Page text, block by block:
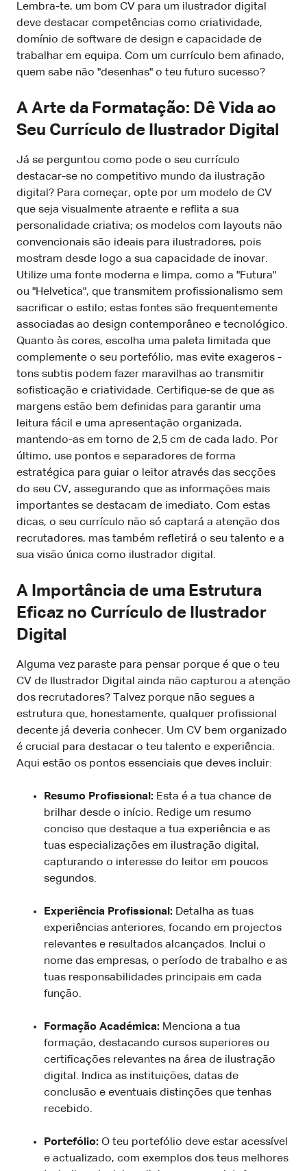
Lembra-te, um bom CV para um ilustrador digital
deve destacar competências como criatividade,
domínio de software de design e capacidade de
trabalhar em equipa. Com um currículo bem afinado,
quem sabe não "desenhas" o teu futuro sucesso?
A Arte da Formatação: Dê Vida ao
Seu Currículo de Ilustrador Digital
Já se perguntou como pode o seu currículo
destacar-se no competitivo mundo da ilustração
digital? Para começar, opte por um modelo de CV
que seja visualmente atraente e reflita a sua
personalidade criativa; os modelos com layouts não
convencionais são ideais para ilustradores, pois
mostram desde logo a sua capacidade de inovar.
Utilize uma fonte moderna e limpa, como a "Futura"
ou "Helvetica", que transmitem profissionalismo sem
sacrificar o estilo; estas fontes são frequentemente
associadas ao design contemporâneo e tecnológico.
Quanto às cores, escolha uma paleta limitada que
complemente o seu portefólio, mas evite exageros -
tons subtis podem fazer maravilhas ao transmitir
sofisticação e criatividade. Certifique-se de que as
margens estão bem definidas para garantir uma
leitura fácil e uma apresentação organizada,
mantendo-as em torno de 2,5 cm de cada lado. Por
último, use pontos e separadores de forma
estratégica para guiar o leitor através das secções
do seu CV, assegurando que as informações mais
importantes se destacam de imediato. Com estas
dicas, o seu currículo não só captará a atenção dos
recrutadores, mas também refletirá o seu talento e a
sua visão única como ilustrador digital.
A Importância de uma Estrutura
Eficaz no Currículo de Ilustrador
Digital
Alguma vez paraste para pensar porque é que o teu
CV de Ilustrador Digital ainda não capturou a atenção
dos recrutadores? Talvez porque não segues a
estrutura que, honestamente, qualquer profissional
decente já deveria conhecer. Um CV bem organizado
é crucial para destacar o teu talento e experiência.
Aqui estão os pontos essenciais que deves incluir:
Resumo Profissional: Esta é a tua chance de
brilhar desde o início. Redige um resumo
conciso que destaque a tua experiência e as
tuas especializações em ilustração digital,
capturando o interesse do leitor em poucos
segundos.
Experiência Profissional: Detalha as tuas
experiências anteriores, focando em projectos
relevantes e resultados alcançados. Inclui o
nome das empresas, o período de trabalho e as
tuas responsabilidades principais em cada
função.
Formação Académica: Menciona a tua
formação, destacando cursos superiores ou
certificações relevantes na área de ilustração
digital. Indica as instituições, datas de
conclusão e eventuais distinções que tenhas
recebido.
Portefólio: O teu portefólio deve estar acessível
e actualizado, com exemplos dos teus melhores